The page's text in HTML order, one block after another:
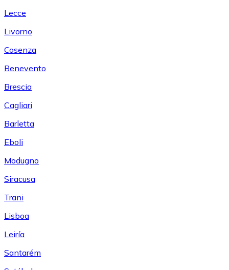
Lecce
Livorno
Cosenza
Benevento
Brescia
Cagliari
Barletta
Eboli
Modugno
Siracusa
Trani
Lisboa
Leiría
Santarém